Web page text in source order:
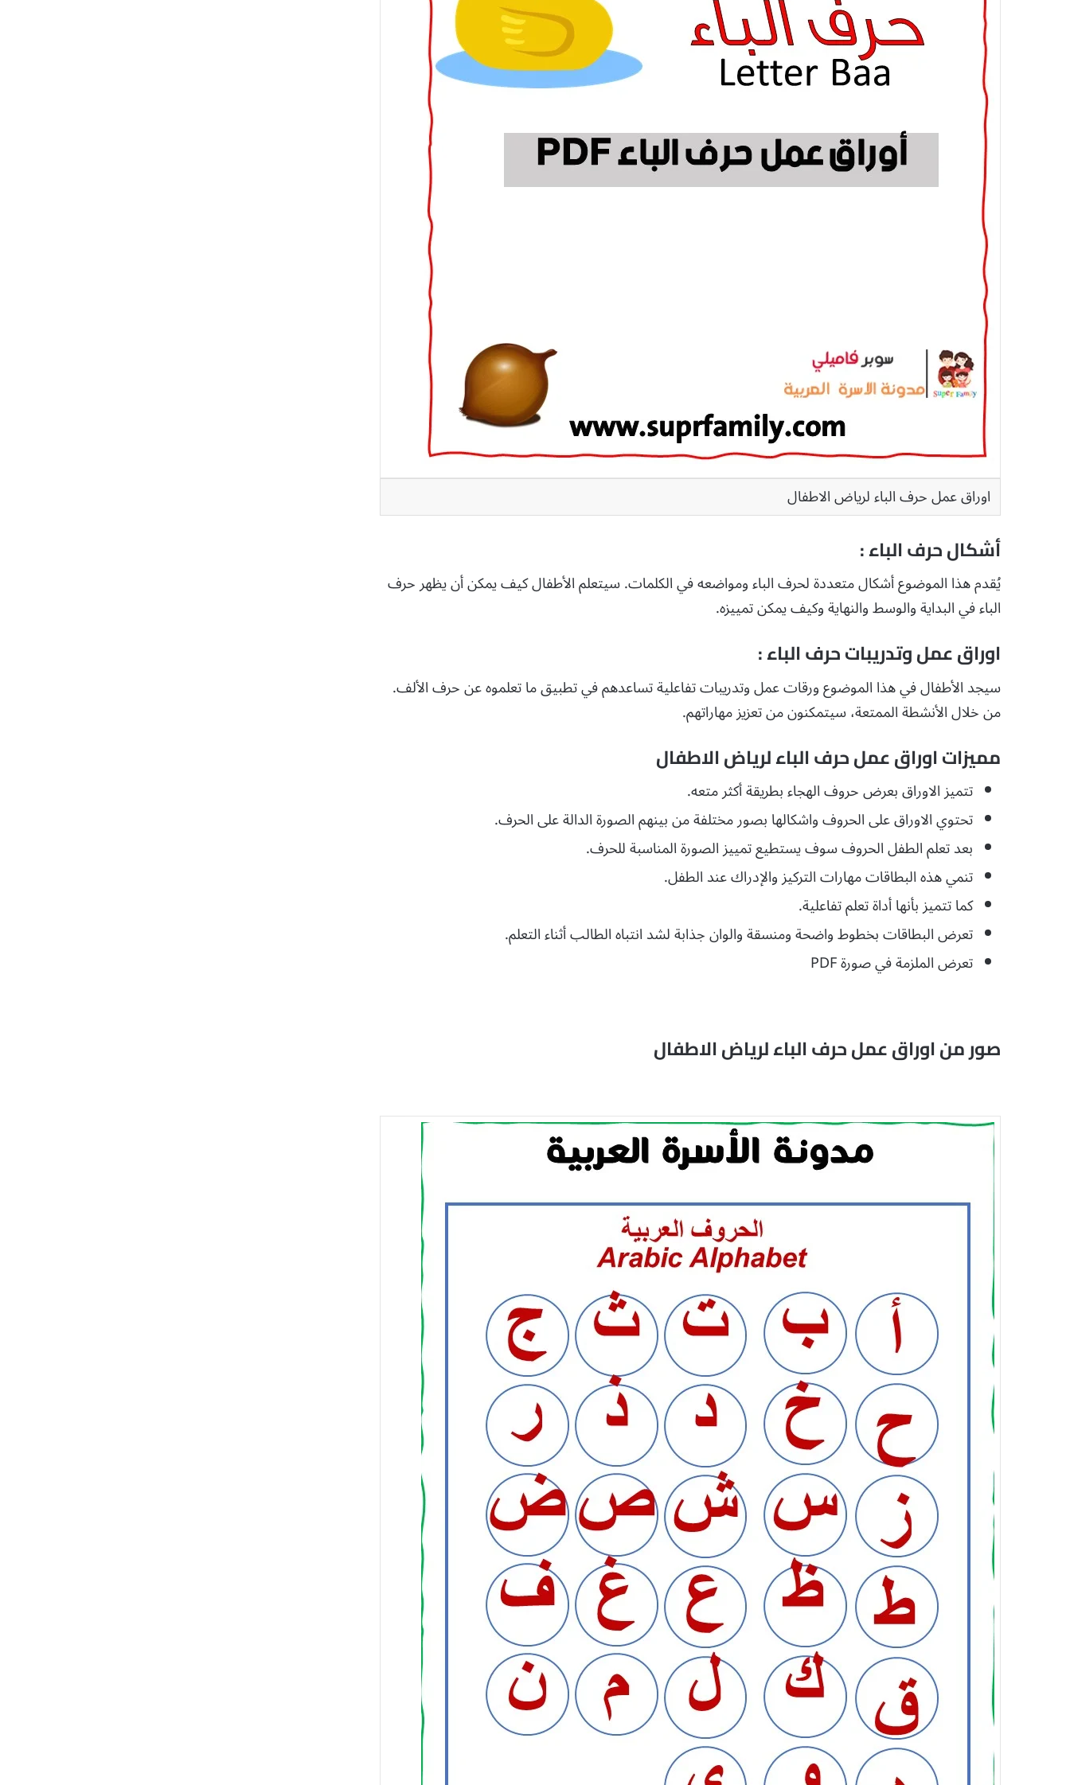
اوراق عمل حرف الباء لرياض الاطفال
أشكال حرف الباء :
يُقدم هذا الموضوع أشكال متعددة لحرف الباء ومواضعه في الكلمات. سيتعلم الأطفال كيف يمكن أن يظهر حرف
الباء في البداية والوسط والنهاية وكيف يمكن تمييزه.
اوراق عمل وتدريبات حرف الباء :
سيجد الأطفال في هذا الموضوع ورقات عمل وتدريبات تفاعلية تساعدهم في تطبيق ما تعلموه عن حرف الألف.
من خلال الأنشطة الممتعة، سيتمكنون من تعزيز مهاراتهم.
مميزات اوراق عمل حرف الباء لرياض الاطفال
تتميز الاوراق بعرض حروف الهجاء بطريقة أكثر متعه.
تحتوي الاوراق على الحروف واشكالها بصور مختلفة من بينهم الصورة الدالة على الحرف.
بعد تعلم الطفل الحروف سوف يستطيع تمييز الصورة المناسبة للحرف.
تنمي هذه البطاقات مهارات التركيز والإدراك عند الطفل.
كما تتميز بأنها أداة تعلم تفاعلية.
تعرض البطاقات بخطوط واضحة ومنسقة والوان جذابة لشد انتباه الطالب أثناء التعلم.
تعرض الملزمة في صورة PDF
صور من اوراق عمل حرف الباء لرياض الاطفال